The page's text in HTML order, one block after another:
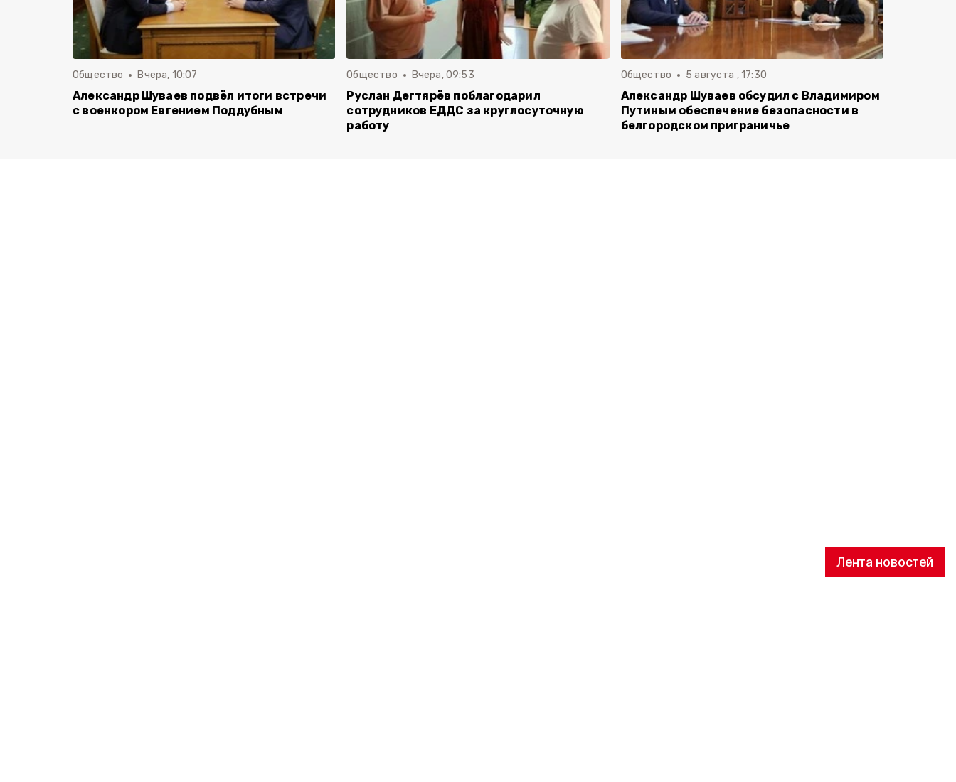
Лента новостей
Общество Вчера, 10:07
Александр Шуваев подвёл итоги встречи
с военкором Евгением Поддубным
Общество Вчера, 09:53
Руслан Дегтярёв поблагодарил
сотрудников ЕДДС за круглосуточную
работу
Общество 5 августа , 17:30
Александр Шуваев обсудил с Владимиром
Путиным обеспечение безопасности в
белгородском приграничье